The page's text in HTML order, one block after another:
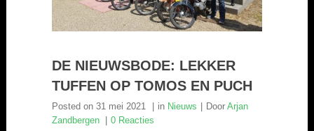
DE NIEUWSBODE: LEKKER
TUFFEN OP TOMOS EN PUCH
Posted on 31 mei 2021 in Nieuws Door Arjan
Zandbergen
0 Reacties